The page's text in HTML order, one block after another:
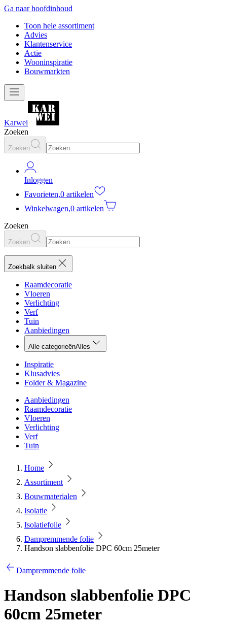
Ga naar hoofdinhoud
Toon hele assortiment
Advies
Klantenservice
Actie
Wooninspiratie
Bouwmarkten
Karwei
Zoeken
Zoeken
Inloggen
Favorieten,0 artikelen
Winkelwagen,0 artikelen
Zoeken
Zoeken
Zoekbalk sluiten
Raamdecoratie
Vloeren
Verlichting
Verf
Tuin
Aanbiedingen
Alle categorieënAlles
Inspiratie
Klusadvies
Folder & Magazine
Aanbiedingen
Raamdecoratie
Vloeren
Verlichting
Verf
Tuin
Home
Assortiment
Bouwmaterialen
Isolatie
Isolatiefolie
Dampremmende folie
Handson slabbenfolie DPC 60cm 25meter
Dampremmende folie
Handson slabbenfolie DPC
60cm 25meter